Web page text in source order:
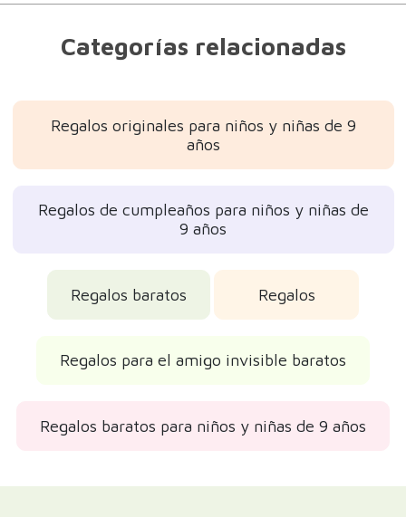
Categorías relacionadas
Regalos originales para niños y niñas de 9
años
Regalos de cumpleaños para niños y niñas de
9 años
Regalos baratos Regalos
Regalos para el amigo invisible baratos
Regalos baratos para niños y niñas de 9 años